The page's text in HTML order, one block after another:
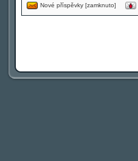
Nové příspěvky [zamknuto]